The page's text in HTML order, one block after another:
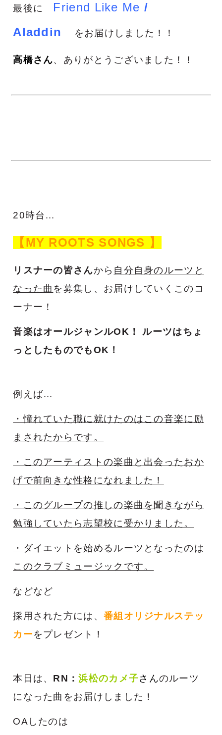
最後に Friend Like Me /
Aladdin
をお届けしました！！
高橋さん、ありがとうございました！！
20時台…
【MY ROOTS SONGS 】
リスナーの皆さんから 自分自身のルーツと
なった曲 を募集し、お届けしていくこのコ
ーナー！
音楽はオールジャンルOK！ルーツはちょ
っとしたものでもOK！
例えば…
・憧れていた職に就けたのはこの音楽に励
まされたからです。
・このアーティストの楽曲と出会ったおか
げで前向きな性格になれました！
・このグループの推しの楽曲を聞きながら
勉強していたら志望校に受かりました。
・ダイエットを始めるルーツとなったのは
このクラブミュージックです。
などなど
採用された方には、 番組オリジナルステッ
カーをプレゼント！
本日は、 RN：浜松のカメ子さんのルーツ
になった曲をお届けしました！
OAしたのは